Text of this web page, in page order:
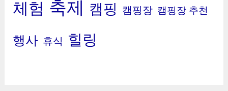
체험 축제 캠핑 캠핑장 캠핑장 추천
행사 휴식 힐링